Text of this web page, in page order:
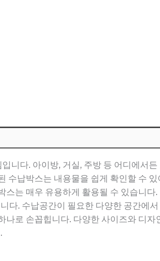
니다. 아이방, 거실, 주방 등 어디에서
수납박스는 내용물을 쉽게 확인할 수
는 매우 유용하게 활용될 수 있습니다
다. 수납공간이 필요한 다양한 공간에
로 손꼽힙니다. 다양한 사이즈와 디